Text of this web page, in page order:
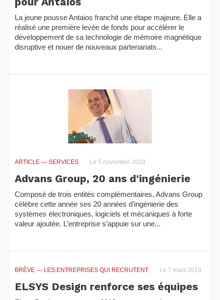
La jeune pousse Antaios franchit une étape majeure. Elle a
réalisé une première levée de fonds pour accélérer le
développement de sa technologie de mémoire magnétique
disruptive et nouer de nouveaux partenariats...
ARTICLE — SERVICES Le 5 novembre 2020
Advans Group, 20 ans d’ingénierie
Composé de trois entités complémentaires, Advans Group
célèbre cette année ses 20 années d’ingénierie des
systèmes électroniques, logiciels et mécaniques à forte
valeur ajoutée. L’entreprise s’appuie sur une...
BRÈVE — LES ENTREPRISES QUI RECRUTENT Le 7 mars 2019
ELSYS Design renforce ses équipes